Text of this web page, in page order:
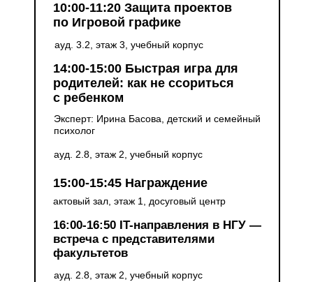
10:00-11:20 Защита проектов
по Игровой графике
ауд. 3.2, этаж 3, учебный корпус
15:00-15:45 Награждение
актовый зал, этаж 1, досуговый центр
16:00-16:50 IT-направления в НГУ —
встреча с представителями
факультетов
ауд. 2.8, этаж 2, учебный корпус
14:00-15:00 Быстрая игра для
родителей: как не ссориться
с ребенком
Эксперт: Ирина Басова, детский и семейный
психолог
ауд. 2.8, этаж 2, учебный корпус